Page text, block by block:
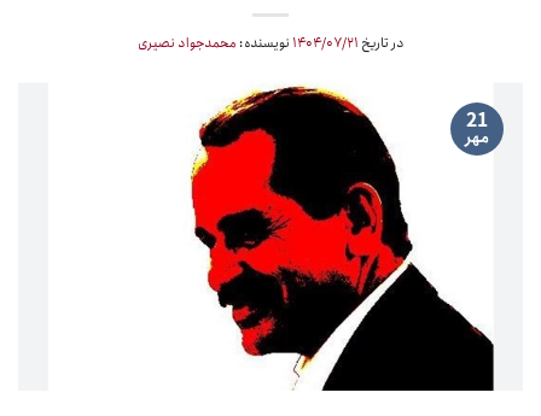
در تاریخ ۱۴۰۴/۰۷/۲۱ نویسنده: محمدجواد نصیری
21
مهر